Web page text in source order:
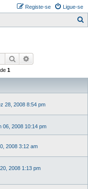
Ligue-se
Registe-se
i
Pesquisar
de 1
28, 2008 8:54 pm
06, 2008 10:14 pm
2008 3:12 am
2008 1:13 pm